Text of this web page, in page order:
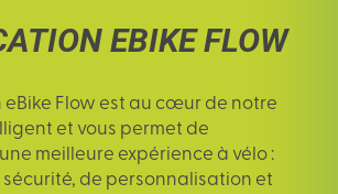
EBIKE FLOW
Flow est au cœur de notre
et vous permet de
meilleure expérience à vélo :
sécurité, de personnalisation et